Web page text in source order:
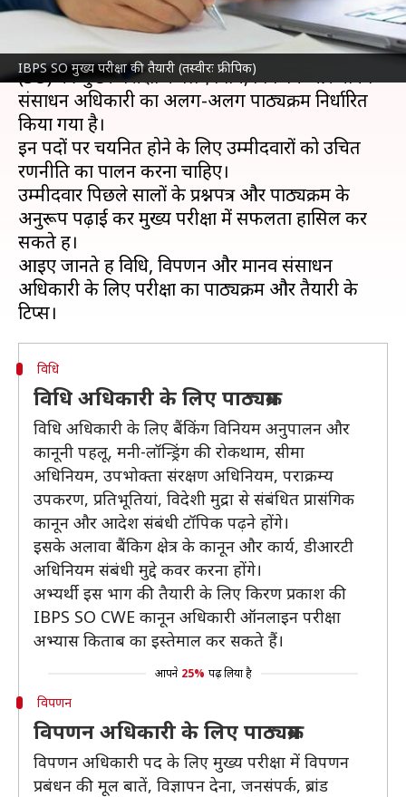
IBPS SO मुख्य परीक्षा की तैयारी (तस्वीरः फ्रीपिक)
क्या है खबर?
बैंक कार्मिक चयन संस्थान (IBPS) की विशेषज्ञ अधिकारी
(SO) की मुख्य परीक्षा के लिए विधि, विपणन और मानव
संसाधन अधिकारी का अलग-अलग पाठ्यक्रम निर्धारित
किया गया है।
इन पदों पर चयनित होने के लिए उम्मीदवारों को उचित
रणनीति का पालन करना चाहिए।
उम्मीदवार पिछले सालों के प्रश्नपत्र और पाठ्यक्रम के
अनुरूप पढ़ाई कर मुख्य परीक्षा में सफलता हासिल कर
सकते हैं।
आइए जानते हैं विधि, विपणन और मानव संसाधन
अधिकारी के लिए परीक्षा का पाठ्यक्रम और तैयारी के
विधि
विधि अधिकारी के लिए पाठ्यक्रम
विधि अधिकारी के लिए बैंकिंग विनियम अनुपालन और
कानूनी पहलू, मनी-लॉन्ड्रिंग की रोकथाम, सीमा
अधिनियम, उपभोक्ता संरक्षण अधिनियम, पराक्रम्य
उपकरण, प्रतिभूतियां, विदेशी मुद्रा से संबंधित प्रासंगिक
कानून और आदेश संबंधी टॉपिक पढ़ने होंगे।
इसके अलावा बैंकिग क्षेत्र के कानून और कार्य, डीआरटी
अधिनियम संबंधी मुद्दे कवर करना होंगे।
अभ्यर्थी इस भाग की तैयारी के लिए किरण प्रकाश की
IBPS SO CWE कानून अधिकारी ऑनलाइन परीक्षा
अभ्यास किताब का इस्तेमाल कर सकते हैं।
आपने 25% पढ़ लिया है
विपणन
विपणन अधिकारी के लिए पाठ्यक्रम
विपणन अधिकारी पद के लिए मुख्य परीक्षा में विपणन
प्रबंधन की मूल बातें, विज्ञापन देना, जनसंपर्क, ब्रांड